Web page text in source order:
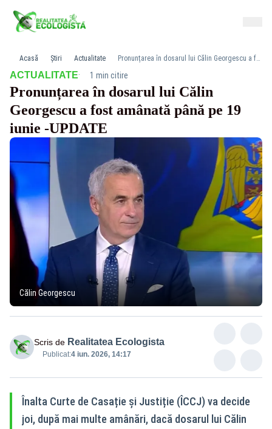
Acasă Știri Actualitate Pronunțarea în dosarul lui Călin Georgescu a fost amânată până pe 19 iunie -UPDATE
ACTUALITATE· 1 min citire
Pronunțarea în dosarul lui Călin
Georgescu a fost amânată până pe 19
iunie -UPDATE
Călin Georgescu
Scris de Realitatea Ecologista
Publicat:4 iun. 2026, 14:17
Înalta Curte de Casație și Justiție (ÎCCJ) va decide
joi, după mai multe amânări, dacă dosarul lui Călin